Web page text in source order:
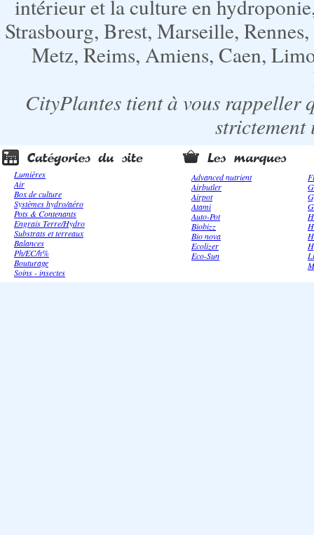
intérieur et la culture en
Strasbourg, Brest, Marseille,
Metz, Reims, Amiens, Caen,
CityPlantes tient à vous rappeller
strictement
Lumières
Air
Box de culture
Systèmes hydro/aéro
Pots & Contenants
Engrais Terre/Hydro
Substrats et terreaux
Balances
Ph/EC/h%
Bouturage
Soins - insectes
Advanced nutrient
Airbutler
Airpot
Atami
Auto-Pot
Biobizz
Bio nova
Ecolizer
Eco-Sun